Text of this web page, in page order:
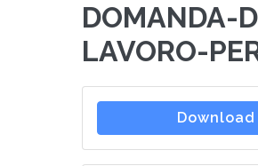
DOMANDA-
LAVORO-
Download